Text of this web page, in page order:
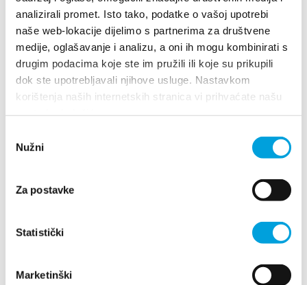
analizirali promet. Isto tako, podatke o vašoj upotrebi
naše web-lokacije dijelimo s partnerima za društvene
medije, oglašavanje i analizu, a oni ih mogu kombinirati s
drugim podacima koje ste im pružili ili koje su prikupili
dok ste upotrebljavali njihove usluge. Nastavkom
korištenja naših internetskih stranica vi prihvaćate našu
pristanka
Nužni
Za postavke
Statistički
Marketinški
Ante Dujmović
BRUNE BUŠIĆA 21, 21217 Kaštel Stari
+491631727386
ivadujmovic@web.de
+385915843501